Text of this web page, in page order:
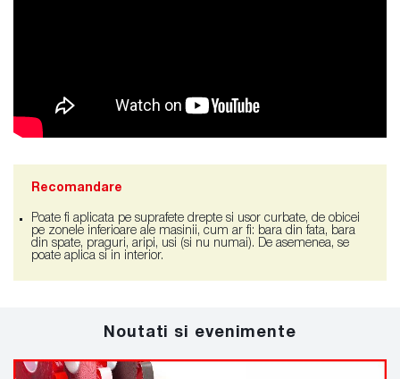
Recomandare
Poate fi aplicata pe suprafete drepte si usor curbate, de obicei
pe zonele inferioare ale masinii, cum ar fi: bara din fata, bara
din spate, praguri, aripi, usi (si nu numai). De asemenea, se
poate aplica si in interior.
Noutati si evenimente